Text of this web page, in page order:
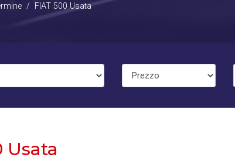
FIAT 500 Usata
Usata